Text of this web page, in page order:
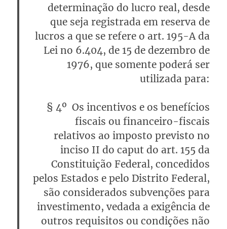
determinação do lucro real, desde
que seja registrada em reserva de
lucros a que se refere o art. 195-A da
Lei no 6.404, de 15 de dezembro de
1976, que somente poderá ser
utilizada para:
§ 4º Os incentivos e os benefícios
fiscais ou financeiro-fiscais
relativos ao imposto previsto no
inciso II do caput do art. 155 da
Constituição Federal, concedidos
pelos Estados e pelo Distrito Federal,
são considerados subvenções para
investimento, vedada a exigência de
outros requisitos ou condições não